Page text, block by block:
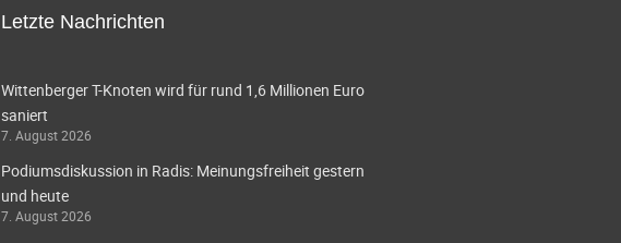
Letzte Nachrichten
Wittenberger T-Knoten wird für rund 1,6 Millionen Euro
saniert
7. August 2026
Podiumsdiskussion in Radis: Meinungsfreiheit gestern
und heute
7. August 2026